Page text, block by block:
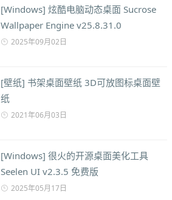
[Windows] 炫酷电脑动态桌面 Sucrose
Wallpaper Engine v25.8.31.0
2025年09月02日
[壁纸] 书架桌面壁纸 3D可放图标桌面壁
纸
2021年06月03日
[Windows] 很火的开源桌面美化工具
Seelen UI v2.3.5 免费版
2025年05月17日